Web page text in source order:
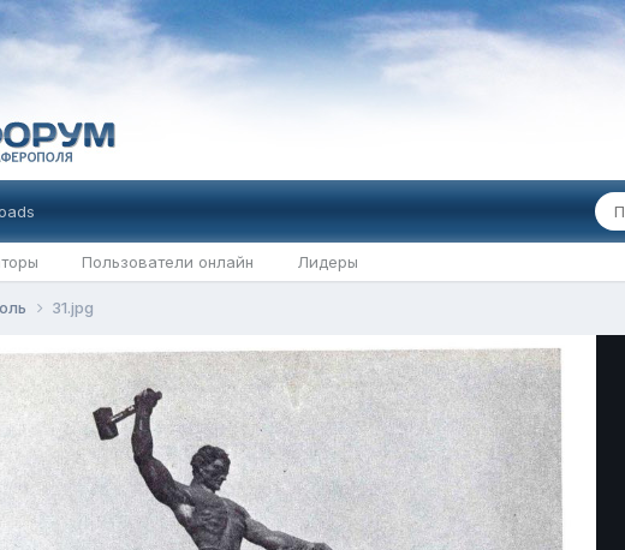
Пользователи онлайн Лидеры
31.jpg